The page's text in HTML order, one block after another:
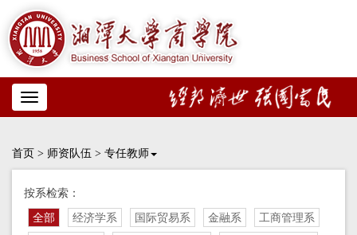
Toggle
navigation
首页 > 师资队伍 > 专任教师
按系检索：
全部 经济学系 国际贸易系 金融系
工商管理系